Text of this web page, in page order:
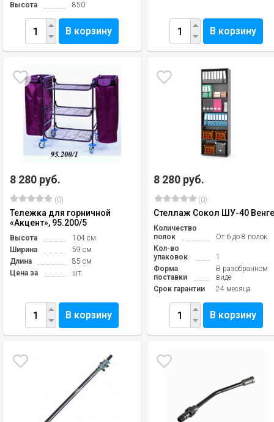
Высота
850
В корзину В корзину
8 280 руб.
(0)
Тележка для горничной
«Акцент», 95.200/5
Высота
104 см
Ширина
59 см
Длина
85 см
Цена за
шт.
В корзину
8 280 руб.
(0)
Стеллаж Сокол ШУ-40
Количество
полок
От 6 до 8 полок
Кол-во
упаковок
1
Форма
поставки
В разобранном
виде
Срок гарантии
24 месяца
В корзину